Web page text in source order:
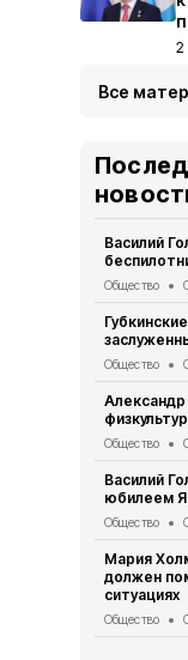
2
Все
Василий
Общество
Общество
Общество
Василий
юбилеем
Общество
Мария
должен
ситуациях
Общество